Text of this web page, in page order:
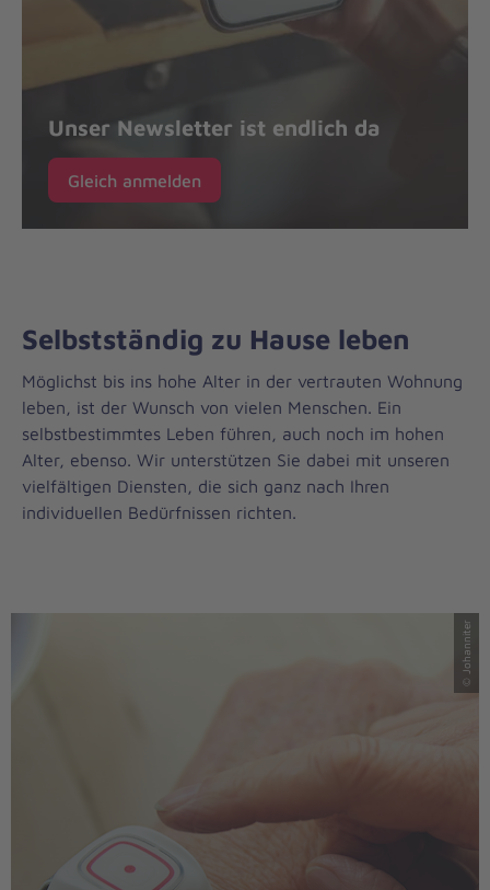
Unser Newsletter ist endlich da
Gleich anmelden
Selbstständig zu Hause leben
Möglichst bis ins hohe Alter in der vertrauten Wohnung
leben, ist der Wunsch von vielen Menschen. Ein
selbstbestimmtes Leben führen, auch noch im hohen
Alter, ebenso. Wir unterstützen Sie dabei mit unseren
vielfältigen Diensten, die sich ganz nach Ihren
individuellen Bedürfnissen richten.
© Johanniter